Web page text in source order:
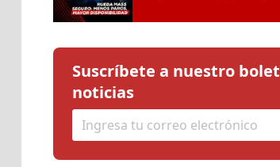
Suscríbete a nuestro
noticias